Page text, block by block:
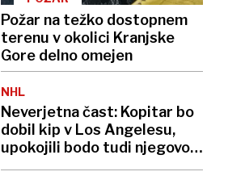
Požar na težko dostopnem
terenu v okolici Kranjske
Gore delno omejen
NHL
Neverjetna čast: Kopitar bo
dobil kip v Los Angelesu,
upokojili bodo tudi njegovo
številko